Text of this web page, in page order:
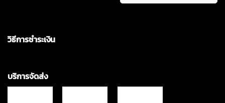
วิธีการชำระเงิน
บริการจัดส่ง